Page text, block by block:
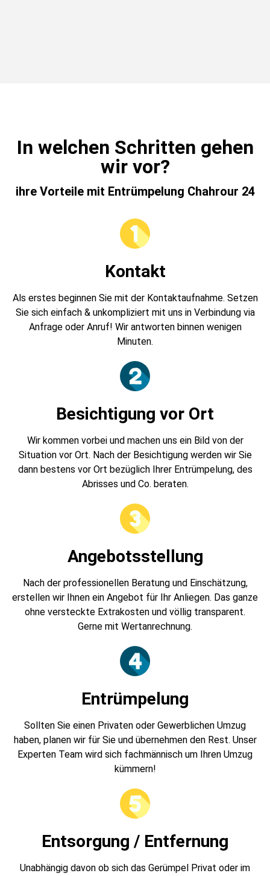
In welchen Schritten gehen
wir vor?
ihre Vorteile mit Entrümpelung Chahrour 24
Kontakt
Als erstes beginnen Sie mit der Kontaktaufnahme. Setzen
Sie sich einfach & unkompliziert mit uns in Verbindung via
Anfrage oder Anruf! Wir antworten binnen wenigen
Minuten.
Besichtigung vor Ort
Wir kommen vorbei und machen uns ein Bild von der
Situation vor Ort. Nach der Besichtigung werden wir Sie
dann bestens vor Ort bezüglich Ihrer Entrümpelung, des
Abrisses und Co. beraten.
Angebotsstellung
Nach der professionellen Beratung und Einschätzung,
erstellen wir Ihnen ein Angebot für Ihr Anliegen. Das ganze
ohne versteckte Extrakosten und völlig transparent.
Gerne mit Wertanrechnung.
Entrümpelung
Sollten Sie einen Privaten oder Gewerblichen Umzug
haben, planen wir für Sie und übernehmen den Rest. Unser
Experten Team wird sich fachmännisch um Ihren Umzug
kümmern!
Entsorgung / Entfernung
Unabhängig davon ob sich das Gerümpel Privat oder im